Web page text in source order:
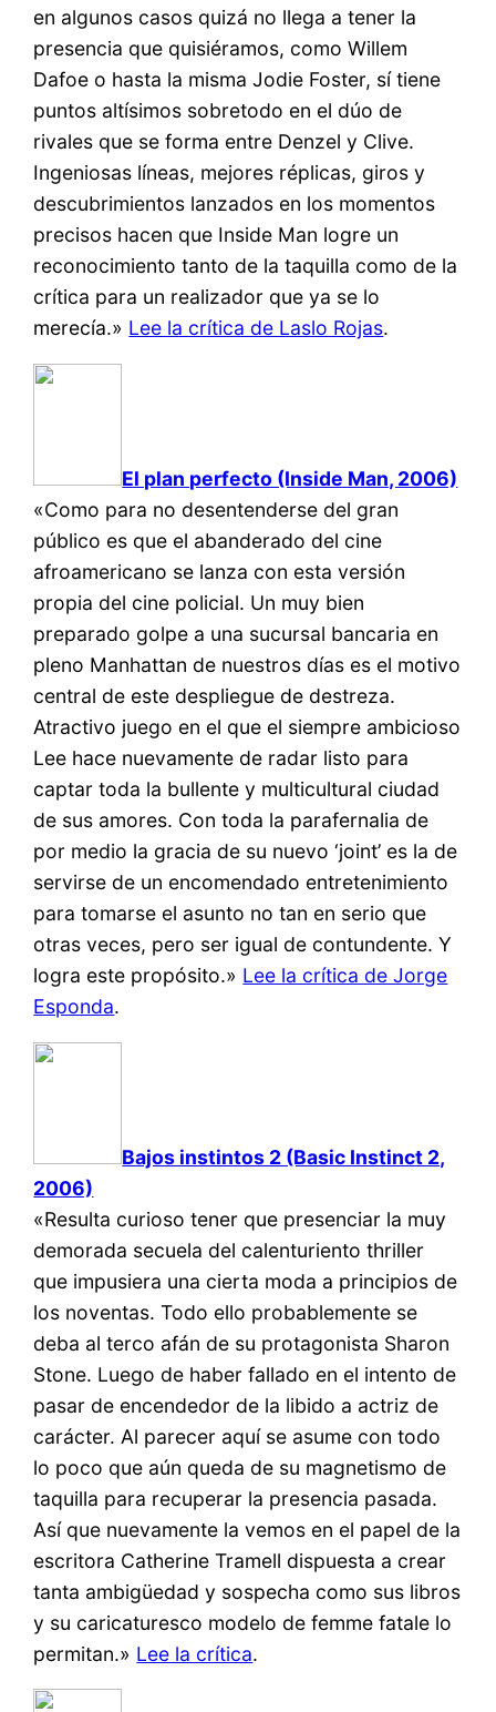
en algunos casos quizá no llega a tener la
presencia que quisiéramos, como Willem
Dafoe o hasta la misma Jodie Foster, sí tiene
puntos altísimos sobretodo en el dúo de
rivales que se forma entre Denzel y Clive.
Ingeniosas líneas, mejores réplicas, giros y
descubrimientos lanzados en los momentos
precisos hacen que Inside Man logre un
reconocimiento tanto de la taquilla como de la
crítica para un realizador que ya se lo
merecía.» Lee la crítica de Laslo Rojas.
El plan perfecto (Inside Man, 2006)
«Como para no desentenderse del gran
público es que el abanderado del cine
afroamericano se lanza con esta versión
propia del cine policial. Un muy bien
preparado golpe a una sucursal bancaria en
pleno Manhattan de nuestros días es el motivo
central de este despliegue de destreza.
Atractivo juego en el que el siempre ambicioso
Lee hace nuevamente de radar listo para
captar toda la bullente y multicultural ciudad
de sus amores. Con toda la parafernalia de
por medio la gracia de su nuevo ‘joint’ es la de
servirse de un encomendado entretenimiento
para tomarse el asunto no tan en serio que
otras veces, pero ser igual de contundente. Y
logra este propósito.» Lee la crítica de Jorge
Esponda.
Bajos instintos 2 (Basic Instinct 2,
2006)
«Resulta curioso tener que presenciar la muy
demorada secuela del calenturiento thriller
que impusiera una cierta moda a principios de
los noventas. Todo ello probablemente se
deba al terco afán de su protagonista Sharon
Stone. Luego de haber fallado en el intento de
pasar de encendedor de la libido a actriz de
carácter. Al parecer aquí se asume con todo
lo poco que aún queda de su magnetismo de
taquilla para recuperar la presencia pasada.
Así que nuevamente la vemos en el papel de la
escritora Catherine Tramell dispuesta a crear
tanta ambigüedad y sospecha como sus libros
y su caricaturesco modelo de femme fatale lo
permitan.» Lee la crítica.